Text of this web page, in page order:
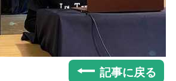
記事に戻る